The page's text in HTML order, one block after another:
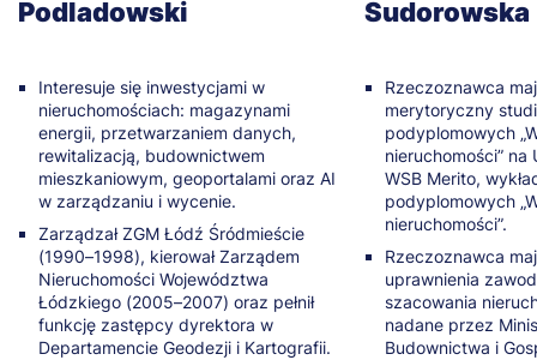
nieruchomością 2 godz.
Dokumentacja procesu wyceny 4 godz.
Doradztwo na rynku nieruchomości 2 godz.
Podladowski
Interesuje się inwestycjami w
nieruchomościach: magazynami
energii, przetwarzaniem danych,
rewitalizacją, budownictwem
mieszkaniowym, geoportalami oraz AI
w zarządzaniu i wycenie.
Zarządzał ZGM Łódź Śródmieście
(1990–1998), kierował Zarządem
Nieruchomości Województwa
Łódzkiego (2005–2007) oraz pełnił
funkcję zastępcy dyrektora w
Departamencie Geodezji i Kartografii.
Sudorowska
Rzeczoznawca
merytoryczny
podyplomowych
nieruchomości” na
WSB Merito,
podyplomowych
nieruchomości”.
Rzeczoznawca
uprawnienia
szacowania
nadane przez
Budownictwa i